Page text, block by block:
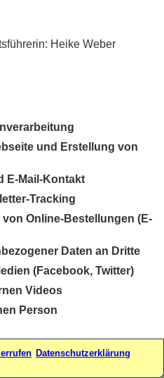
Heike Weber
und Erstellung von
E-Mail-Kontakt
Tracking
Online-Bestellungen (E-
Daten an Dritte
(Facebook, Twitter)
Videos
Person
Datenschutzerklärung